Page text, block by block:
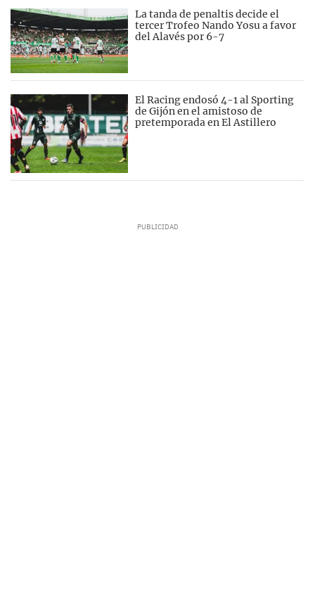
La tanda de penaltis decide el
tercer Trofeo Nando Yosu a favor
del Alavés por 6-7
El Racing endosó 4-1 al Sporting
de Gijón en el amistoso de
pretemporada en El Astillero